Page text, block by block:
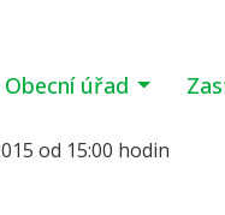
Obecní úřad
od 15:00 hodin